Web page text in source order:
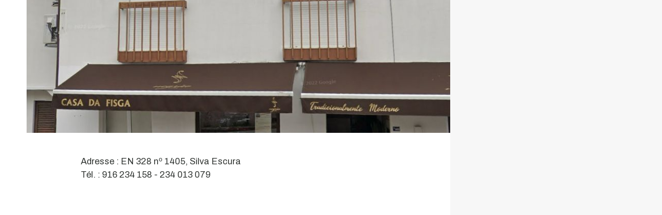
Adresse : EN 328 nº 1405, Silva Escura
Tél. : 916 234 158 - 234 013 079